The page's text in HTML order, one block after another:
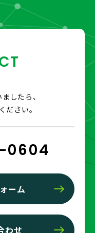
したら、
ださい。
0604
ーム
わせ